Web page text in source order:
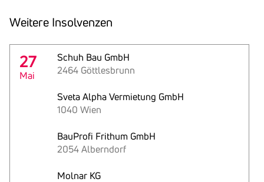
Weitere Insol­venzen
27
Mai
Schuh Bau GmbH
2464 Göttlesbrunn
Sveta Alpha Vermietung GmbH
1040 Wien
BauProfi Frithum GmbH
2054 Alberndorf
Molnar KG